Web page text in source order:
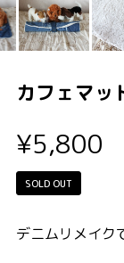
カフェマ
¥5,800
SOLD OUT
デニムリメイク